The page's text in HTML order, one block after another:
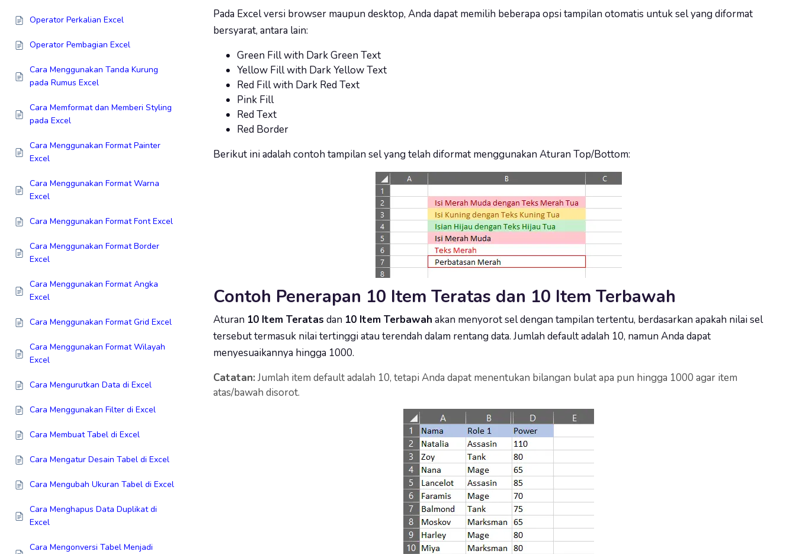
Operator Perkalian Excel
Operator Pembagian Excel
Cara Menggunakan Tanda Kurung
pada Rumus Excel
Cara Memformat dan Memberi Styling
pada Excel
Cara Menggunakan Format Painter
Excel
Cara Menggunakan Format Warna
Excel
Cara Menggunakan Format Font Excel
Cara Menggunakan Format Border
Excel
Cara Menggunakan Format Angka
Excel
Cara Menggunakan Format Grid Excel
Cara Menggunakan Format Wilayah
Excel
Cara Mengurutkan Data di Excel
Cara Menggunakan Filter di Excel
Cara Membuat Tabel di Excel
Cara Mengatur Desain Tabel di Excel
Cara Mengubah Ukuran Tabel di Excel
Cara Menghapus Data Duplikat di
Excel
Cara Mengonversi Tabel Menjadi
Pada Excel versi browser maupun desktop, Anda dapat memilih beberapa opsi tampilan otomatis untuk sel yang diformat
bersyarat, antara lain:
Green Fill with Dark Green Text
Yellow Fill with Dark Yellow Text
Red Fill with Dark Red Text
Pink Fill
Red Text
Red Border
Berikut ini adalah contoh tampilan sel yang telah diformat menggunakan Aturan Top/Bottom:
Contoh Penerapan 10 Item Teratas dan 10 Item Terbawah
Aturan 10 Item Teratas dan 10 Item Terbawah akan menyorot sel dengan tampilan tertentu, berdasarkan apakah nilai sel
tersebut termasuk nilai tertinggi atau terendah dalam rentang data. Jumlah default adalah 10, namun Anda dapat
menyesuaikannya hingga 1000.
Catatan: Jumlah item default adalah 10, tetapi Anda dapat menentukan bilangan bulat apa pun hingga 1000 agar item
atas/bawah disorot.